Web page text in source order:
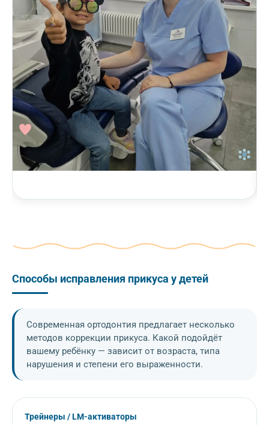
Способы исправления прикуса у детей
Современная ортодонтия предлагает несколько
методов коррекции прикуса. Какой подойдёт
вашему ребёнку — зависит от возраста, типа
нарушения и степени его выраженности.
Трейнеры / LM-активаторы